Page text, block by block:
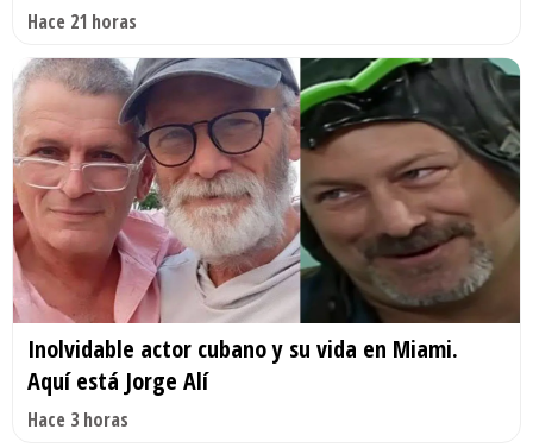
Hace 21 horas
Inolvidable actor cubano y su vida en Miami.
Aquí está Jorge Alí
Hace 3 horas